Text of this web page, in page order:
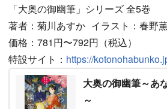
「大奥の御幽筆」シリーズ 全5巻
著者：菊川あすか イラスト：春野
価格：781円〜792円（税込）
特設サイト： https://
大奥の御幽筆～あ
～